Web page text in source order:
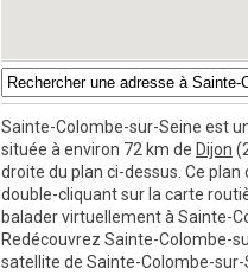
Sainte-Colombe-sur-Seine est
située à environ 72 km de Dijon
droite du plan ci-dessus. Ce
double-cliquant sur la carte
balader virtuellement à Sainte-
Redécouvrez Sainte-Colombe-
satellite de Sainte-Colombe-sur-